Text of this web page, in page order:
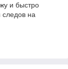
и быстро
следов на